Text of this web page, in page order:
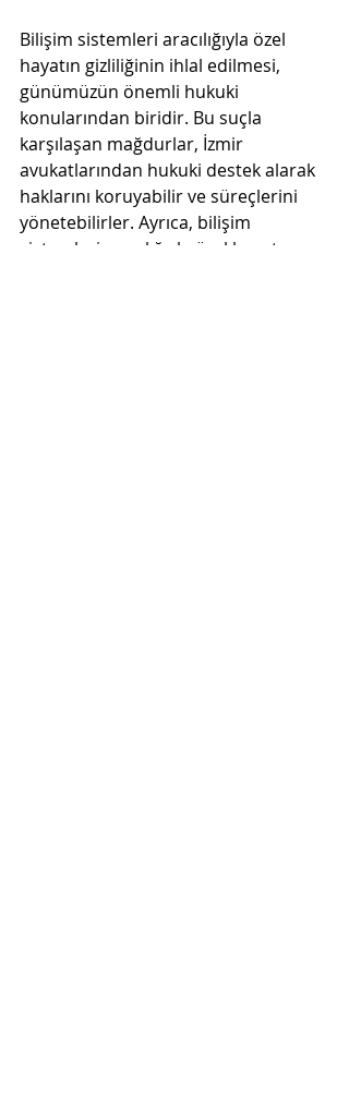
Bilişim sistemleri aracılığıyla özel
hayatın gizliliğinin ihlal edilmesi,
günümüzün önemli hukuki
konularından biridir. Bu suçla
karşılaşan mağdurlar, İzmir
avukatlarından hukuki destek alarak
haklarını koruyabilir ve süreçlerini
yönetebilirler. Ayrıca, bilişim
sistemleri aracılığıyla özel hayatın